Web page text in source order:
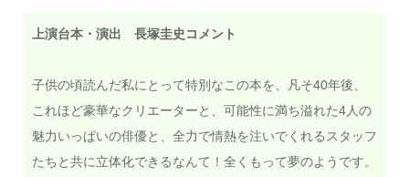
上演台本・演出 長塚圭史コメント
子供の頃読んだ私にとって特別なこの本を、凡そ40年後、
これほど豪華なクリエーターと、可能性に満ち溢れた4人の
魅力いっぱいの俳優と、全力で情熱を注いでくれるスタッフ
たちと共に立体化できるなんて！全くもって夢のようです。